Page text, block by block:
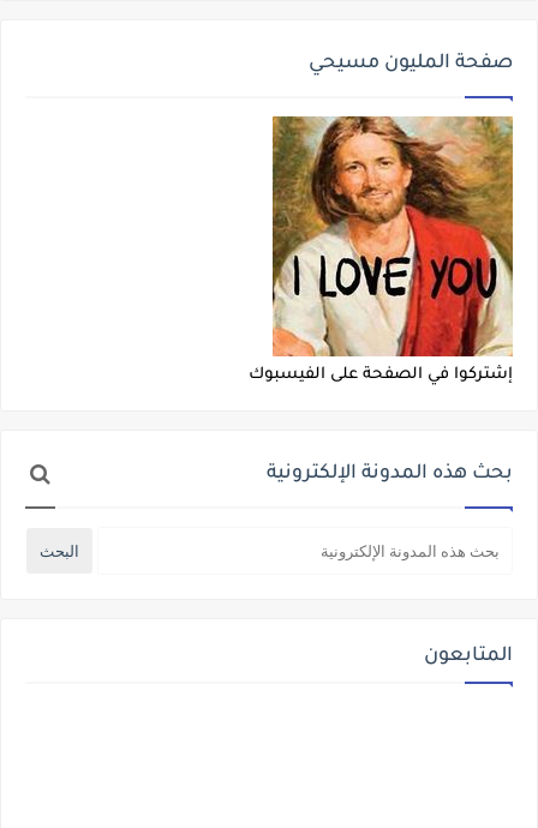
صفحة المليون مسيحي
إشتركوا في الصفحة على الفيسبوك
بحث هذه المدونة الإلكترونية
المتابعون